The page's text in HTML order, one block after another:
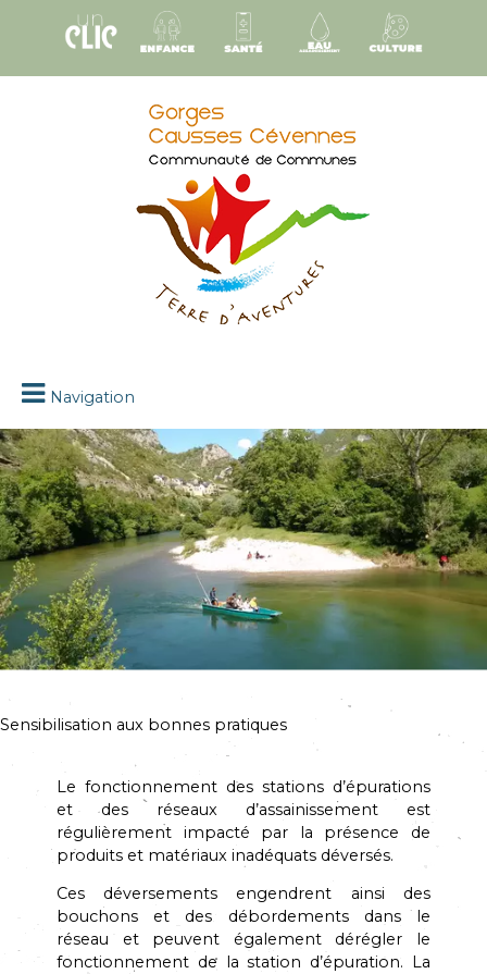
Navigation
Sensibilisation aux bonnes pratiques
Le fonctionnement des stations d’épurations
et des réseaux d’assainissement est
régulièrement impacté par la présence de
produits et matériaux inadéquats déversés.
Ces déversements engendrent ainsi des
bouchons et des débordements dans le
réseau et peuvent également dérégler le
fonctionnement de la station d’épuration. La